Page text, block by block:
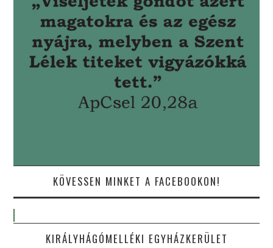
KÖVESSEN MINKET A FACEBOOKON!
KIRÁLYHÁGÓMELLÉKI EGYHÁZKERÜLET